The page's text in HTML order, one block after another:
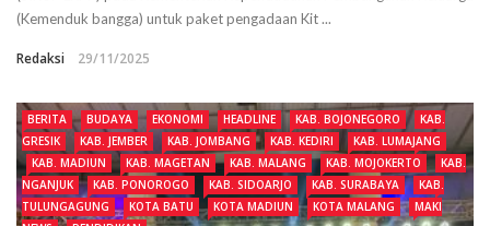
(Kemenduk bangga) untuk paket pengadaan Kit ...
Redaksi 29/11/2025
BERITA BUDAYA EKONOMI HEADLINE KAB. BOJONEGORO
KAB.
GRESIK
KAB. JEMBER KAB. JOMBANG KAB. KEDIRI
KAB. LUMAJANG
KAB. MADIUN
KAB. MAGETAN KAB. MALANG KAB. MOJOKERTO
KAB.
NGANJUK
KAB. PONOROGO KAB. SIDOARJO KAB. SURABAYA
KAB.
TULUNGAGUNG
KOTA BATU KOTA MADIUN KOTA MALANG
MAKI